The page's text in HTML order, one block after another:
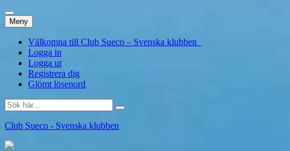
Meny Hoppa
till
innehåll
Välkomna till Club Sueco – Svenska klubben
Logga in
Logga ut
Registrera dig
Glömt lösenord
Sök
efter:
Club Sueco - Svenska klubben